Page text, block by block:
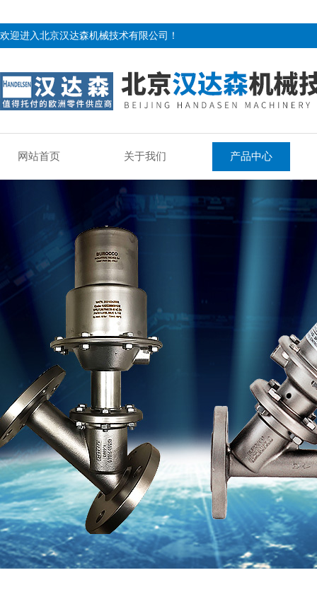
欢迎进入北京汉达森机械技术有限公司！
网站首页 关于我们 产品中心